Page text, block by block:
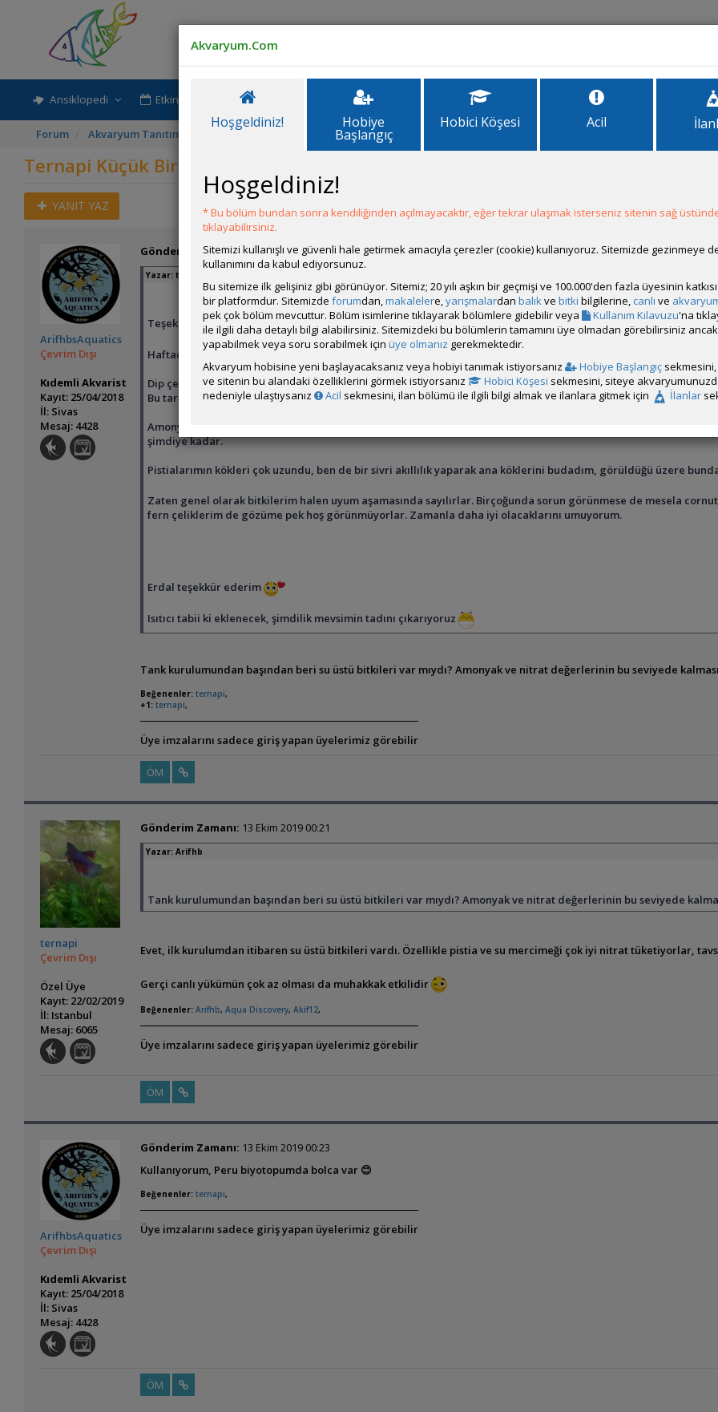
Ansiklopedi Etkinlik-Paylaşım İlanlar Forum
Forum Akvaryum Tanıtımı Ternapi Küçük Bir Su Birikintisi
Ternapi Küçük Bir Su Birikintisi
YANIT YAZ
ArifhbsAquatics
Çevrim Dışı
Kıdemli Akvarist
Kayıt: 25/04/2018
İl: Sivas
Mesaj: 4428
Gönderim Zamanı: 13 Ekim 2019 00:18
Yazar:ternapi
Teşekkürler Arif Bey
Haftada bir kez, dinlendirilmiş (bir hafta dinlenmiş oluyor) musluk suyuyla 10-15 litre su değişimi yapıyorum.
Dip çekimi yapmıyorum.
Bu tarz kurduğum tanklarda yosun sorunu olmuyor, bu tankta da sorun yaşamadım.
Amonyak ve nitrit sıfır, nitrat ise eser miktarda (not aldığım kağıdı bulamadım ama yanlış hatırlamıyorsam
şimdiye kadar.
Pistialarımın kökleri çok uzundu, ben de bir sivri akıllılık yaparak ana köklerini budadım, görüldüğü üzere
Zaten genel olarak bitkilerim halen uyum aşamasında sayılırlar. Birçoğunda sorun görünmese de mesela
fern çeliklerim de gözüme pek hoş görünmüyorlar. Zamanla daha iyi olacaklarını umuyorum.
Erdal teşekkür ederim
Isıtıcı tabii ki eklenecek, şimdilik mevsimin tadını çıkarıyoruz
Tank kurulumundan başından beri su üstü bitkileri var mıydı? Amonyak ve nitrat değerlerinin bu seviyede
Beğenenler: ternapi,
+1: ternapi,
Üye imzalarını sadece giriş yapan üyelerimiz görebilir
ÖM
ternapi
Çevrim Dışı
Özel Üye
Kayıt: 22/02/2019
İl: Istanbul
Mesaj: 6065
Gönderim Zamanı: 13 Ekim 2019 00:21
Yazar:Arifhb
Tank kurulumundan başından beri su üstü bitkileri var mıydı? Amonyak ve nitrat değerlerinin bu seviyede
Evet, ilk kurulumdan itibaren su üstü bitkileri vardı. Özellikle pistia ve su mercimeği çok iyi nitrat tüketiyorlar,
Gerçi canlı yükümün çok az olması da muhakkak etkilidir
Beğenenler: Arifhb,Aqua Discovery,Akif12,
Üye imzalarını sadece giriş yapan üyelerimiz görebilir
ÖM
ArifhbsAquatics
Çevrim Dışı
Kıdemli Akvarist
Kayıt: 25/04/2018
İl: Sivas
Mesaj: 4428
Gönderim Zamanı: 13 Ekim 2019 00:23
Kullanıyorum, Peru biyotopumda bolca var 😊
Beğenenler: ternapi,
Üye imzalarını sadece giriş yapan üyelerimiz görebilir
ÖM
Akvaryum.Com
Hoşgeldiniz! Hobiye
Başlangıç
Hobici Köşesi Acil
Hoşgeldiniz!
* Bu bölüm bundan sonra kendiliğinden açılmayacaktır, eğer tekrar ulaşmak isterseniz sitenin sağ
tıklayabilirsiniz.
Sitemizi kullanışlı ve güvenli hale getirmek amacıyla çerezler (cookie) kullanıyoruz. Sitemizde gezinmeye
kullanımını da kabul ediyorsunuz.
Bu sitemize ilk gelişiniz gibi görünüyor. Sitemiz; 20 yılı aşkın bir geçmişi ve 100.000'den fazla üyesinin
bir platformdur. Sitemizde forumdan,makalelere,yarışmalardan balıkve bitki bilgilerine, canlı ve
pek çok bölüm mevcuttur. Bölüm isimlerine tıklayarak bölümlere gidebilir veya
Kullanım Kılavuzu'na
ile ilgili daha detaylı bilgi alabilirsiniz. Sitemizdeki bu bölümlerin tamamını üye olmadan görebilirsiniz
yapabilmek veya soru sorabilmek için üye olmanız gerekmektedir.
Akvaryum hobisine yeni başlayacaksanız veya hobiyi tanımak istiyorsanız
Hobiye Başlangıç
ve sitenin bu alandaki özelliklerini görmek istiyorsanız
Hobici Köşesi sekmesini, siteye
nedeniyle ulaştıysanız
Acil sekmesini, ilan bölümü ile ilgili bilgi almak ve ilanlara gitmek için İlanlar